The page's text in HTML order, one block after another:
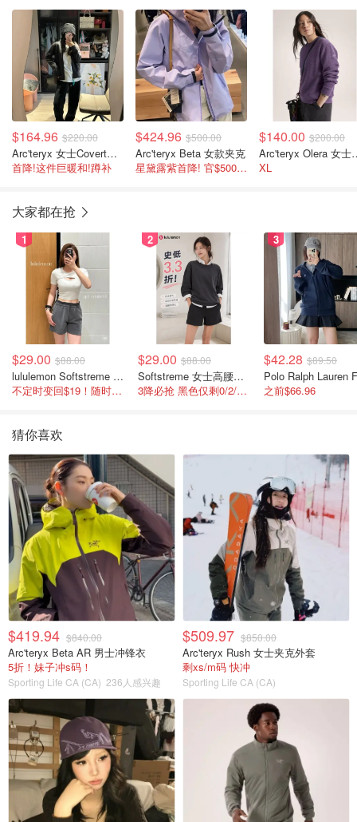
$164.96 $220.00
Arc'teryx 女士Covert开衫外套
首降!这件巨暖和!蹲补
$424.96 $500.00
Arc'teryx Beta 女款夹克
星黛露紫首降! 官$500不打折 蹲补
$140.00 $200.00
XL
大家都在抢
1
$29.00 $88.00
lululemon Softstreme 女士高腰短裤 10cm
不定时变回$19！随时点进来看
2
$29.00 $88.00
Softstreme 女士高腰短裤 4英寸
3降必抢 黑色仅剩0/2/4码
3
$42.28 $89.50
之前$66.96
猜你喜欢
$419.94 $840.00
Arc'teryx Beta AR 男士冲锋衣
5折！妹子冲s码！
Sporting Life CA (CA) 236人感兴趣
$509.97 $850.00
Arc'teryx Rush 女士夹克外套
剩xs/m码 快冲
Sporting Life CA (CA)